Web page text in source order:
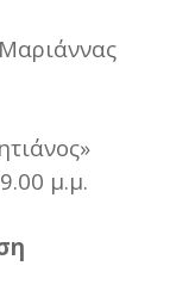
μ.μ.